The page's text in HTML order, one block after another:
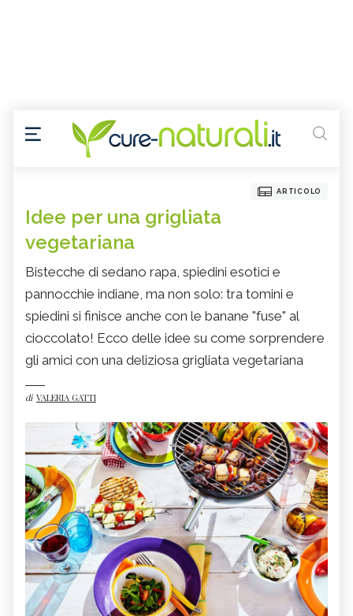
ARTICOLO
Idee per una grigliata
vegetariana
Bistecche di sedano rapa, spiedini esotici e
pannocchie indiane, ma non solo: tra tomini e
spiedini si finisce anche con le banane "fuse" al
cioccolato! Ecco delle idee su come sorprendere
gli amici con una deliziosa grigliata vegetariana
di VALERIA GATTI